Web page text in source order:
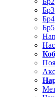
Бр3
Бр4
Бр5